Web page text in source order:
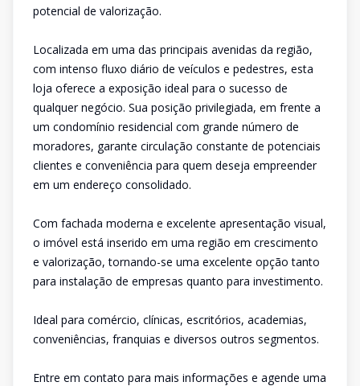
potencial de valorização.
Localizada em uma das principais avenidas da região,
com intenso fluxo diário de veículos e pedestres, esta
loja oferece a exposição ideal para o sucesso de
qualquer negócio. Sua posição privilegiada, em frente a
um condomínio residencial com grande número de
moradores, garante circulação constante de potenciais
clientes e conveniência para quem deseja empreender
em um endereço consolidado.
Com fachada moderna e excelente apresentação visual,
o imóvel está inserido em uma região em crescimento
e valorização, tornando-se uma excelente opção tanto
para instalação de empresas quanto para investimento.
Ideal para comércio, clínicas, escritórios, academias,
conveniências, franquias e diversos outros segmentos.
Entre em contato para mais informações e agende uma